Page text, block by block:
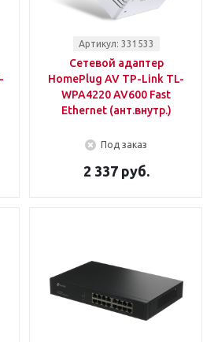
Артикул: 331533
Сетевой адаптер
HomePlug AV TP-Link TL-
WPA4220 AV600 Fast
Ethernet (ант.внутр.)
Под заказ
2 337 руб.